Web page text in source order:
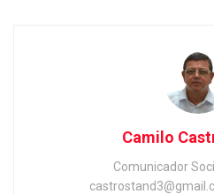
Camilo
Comunicador